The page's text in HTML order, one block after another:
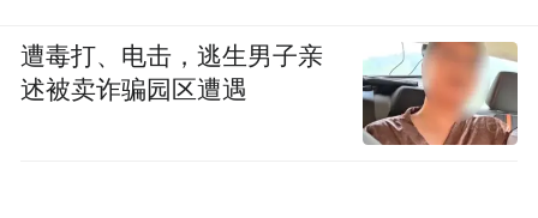
遭毒打、电击，逃生男子亲
述被卖诈骗园区遭遇